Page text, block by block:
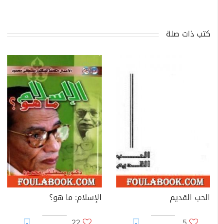
كتب ذات صلة
الحب القديم
الإسلام: ما هو؟